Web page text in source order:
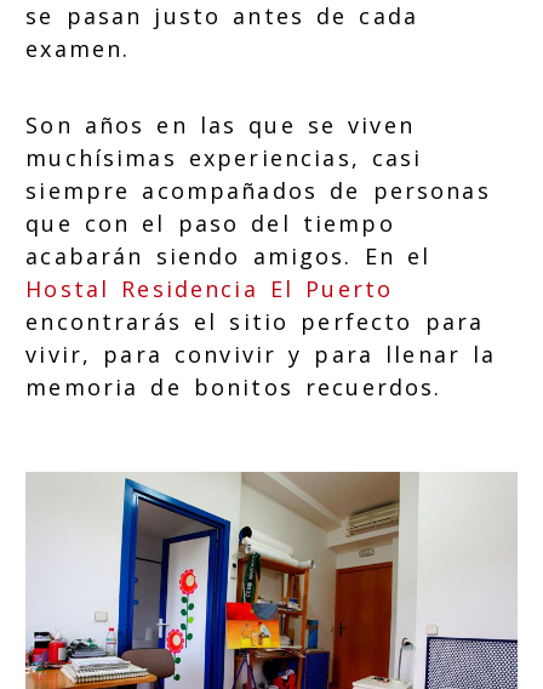
se pasan justo antes de cada
examen.
Son años en las que se viven
muchísimas experiencias, casi
siempre acompañados de personas
que con el paso del tiempo
acabarán siendo amigos. En el
Hostal Residencia El Puerto
encontrarás el sitio perfecto para
vivir, para convivir y para llenar la
memoria de bonitos recuerdos.